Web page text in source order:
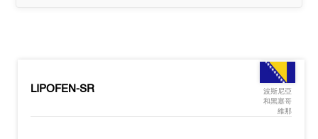
LIPOFEN-SR
波斯尼亞
和黑塞哥
維那